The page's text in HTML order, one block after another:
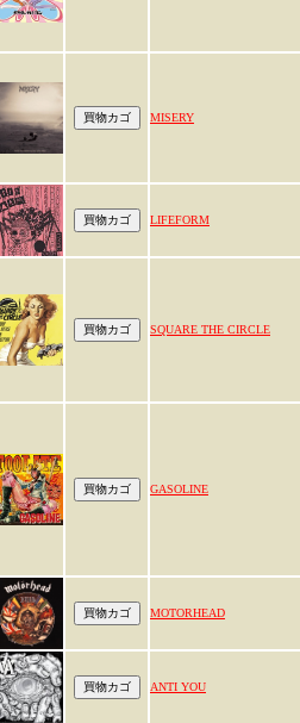
MISERY
LIFEFORM
SQUARE THE CIRCLE
GASOLINE
MOTORHEAD
ANTI YOU